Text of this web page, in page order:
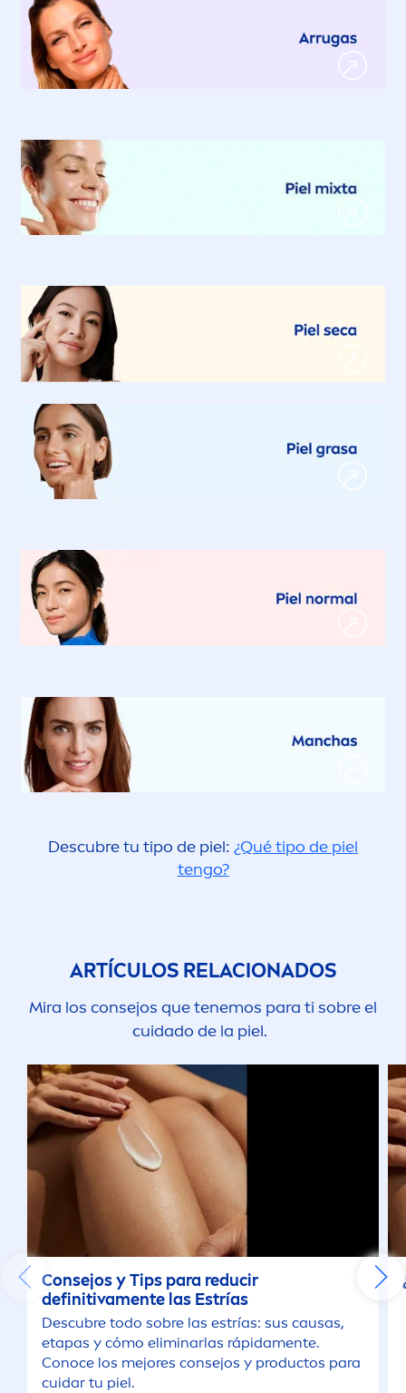
Descubre tu tipo de piel: ¿Qué tipo de piel
tengo?
ARTÍCULOS RELACIONADOS
Mira los consejos que tenemos para ti sobre el
cuidado de la piel.
Consejos y Tips para reducir
definitivamente las Estrías
Descubre todo sobre las estrías: sus causas,
etapas y cómo eliminarlas rápidamente.
Conoce los mejores consejos y productos para
cuidar tu piel.